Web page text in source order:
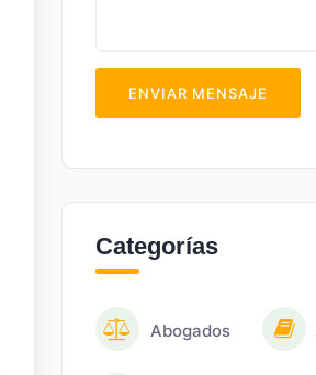
ENVIAR MENSAJE
Categorías
Abogados